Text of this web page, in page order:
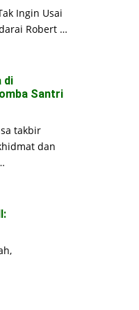
Ingin Usai
Robert …
di
Santri
takbir
dan